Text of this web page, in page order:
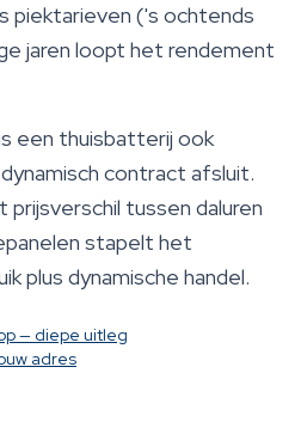
piektarieven ('s ochtends
jaren loopt het rendement
een thuisbatterij ook
contract afsluit.
tussen daluren
stapelt het
plus dynamische handel.
— diepe uitleg
adres